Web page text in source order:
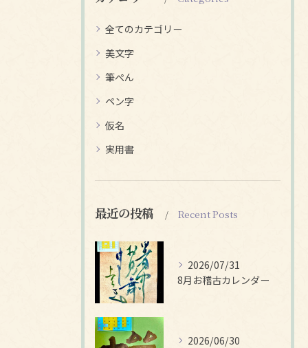
全てのカテゴリー
美文字
筆ぺん
ペン字
仮名
実用書
最近の投稿 Recent Posts
2026/07/31
8月お稽古カレンダー
2026/06/30